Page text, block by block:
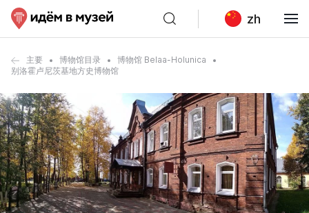
zh
主要 博物馆目录
博物馆 Belaa-Holunica
别洛霍卢尼茨基地方史博物馆